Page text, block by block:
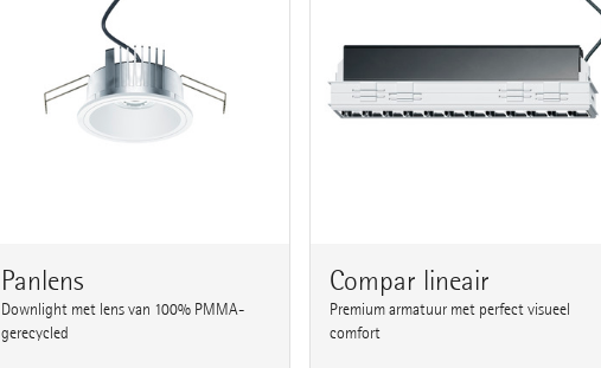
Panlens
Downlight met lens van 100% PMMA-
gerecycled
Compar lineair
Premium armatuur met perfect visueel
comfort